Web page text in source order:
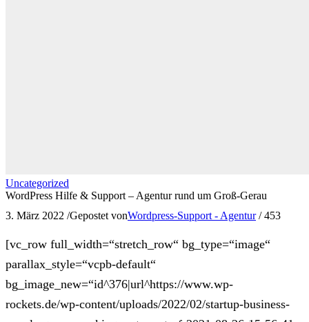
Uncategorized
WordPress Hilfe & Support – Agentur rund um Groß-Gerau
3. März 2022 /Gepostet vonWordpress-Support - Agentur / 453
[vc_row full_width=“stretch_row“ bg_type=“image“
parallax_style=“vcpb-default“
bg_image_new=“id^376|url^https://www.wp-
rockets.de/wp-content/uploads/2022/02/startup-business-